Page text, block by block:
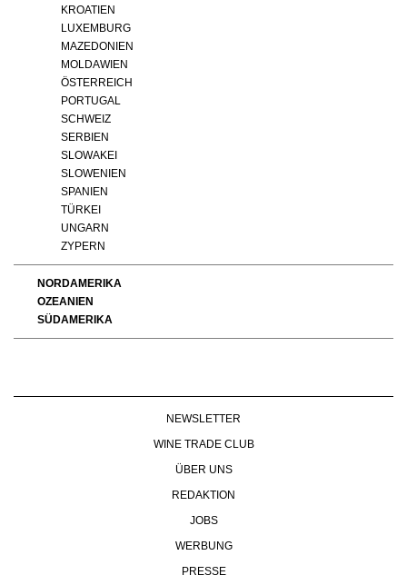
KROATIEN
LUXEMBURG
MAZEDONIEN
MOLDAWIEN
ÖSTERREICH
PORTUGAL
SCHWEIZ
SERBIEN
SLOWAKEI
SLOWENIEN
SPANIEN
TÜRKEI
UNGARN
ZYPERN
NORDAMERIKA
OZEANIEN
SÜDAMERIKA
NEWSLETTER
WINE TRADE CLUB
ÜBER UNS
REDAKTION
JOBS
WERBUNG
PRESSE